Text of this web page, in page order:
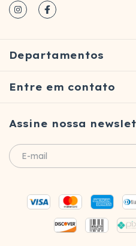
Departamentos
Entre em contato
Assine nossa